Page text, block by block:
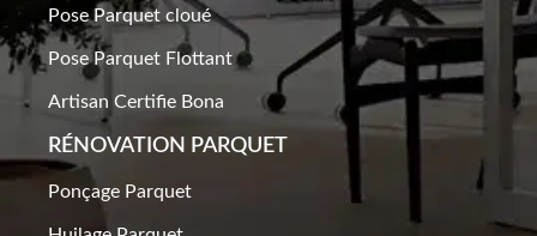
Pose Parquet cloué
Pose Parquet Flottant
Artisan Certifie Bona
RÉNOVATION PARQUET​
Ponçage Parquet